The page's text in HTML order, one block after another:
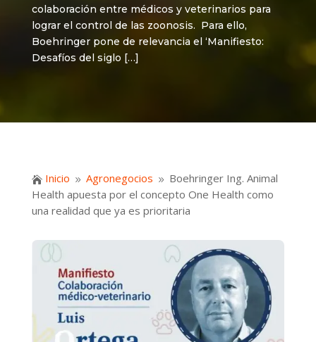
colaboración entre médicos y veterinarios para
lograr el control de las zoonosis. Para ello,
Boehringer pone de relevancia el ‘Manifiesto:
Desafíos del siglo […]
 Inicio 9 Agronegocios 9 Boehringer Ing. Animal
Health apuesta por el concepto One Health como
una realidad que ya es prioritaria